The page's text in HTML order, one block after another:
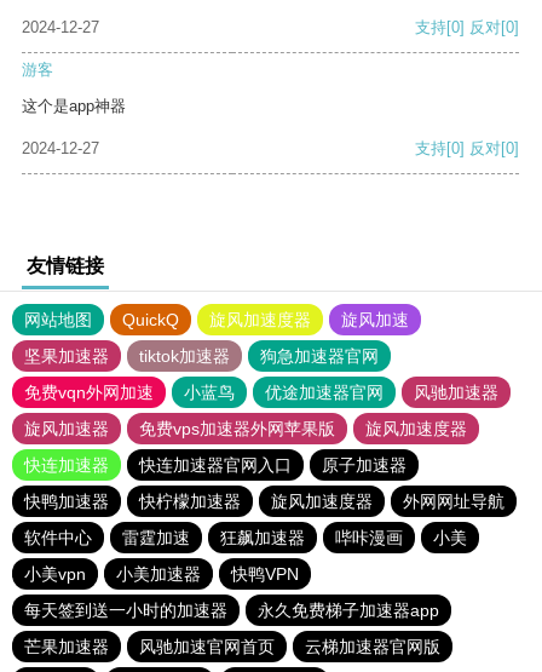
2024-12-27 支持[0] 反对[0]
游客
这个是app神器
2024-12-27 支持[0] 反对[0]
友情链接
网站地图 QuickQ 旋风加速度器
旋风加速
坚果加速器
tiktok加速器
狗急加速器官网
免费vqn外网加速
小蓝鸟 优途加速器官网
风驰加速器
旋风加速器
免费vps加速器外网苹果版
旋风加速度器
快连加速器
快连加速器官网入口
原子加速器
快鸭加速器
快柠檬加速器 旋风加速度器
外网网址导航
软件中心
雷霆加速 狂飙加速器 哔咔漫画
小美
小美vpn
小美加速器
快鸭VPN
每天签到送一小时的加速器
永久免费梯子加速器app
芒果加速器
风驰加速官网首页
云梯加速器官网版